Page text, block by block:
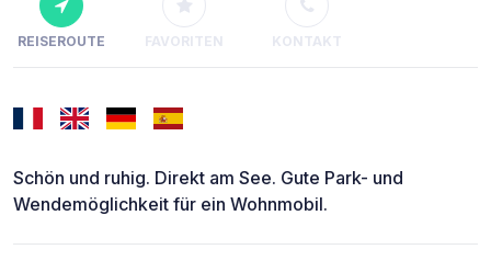
REISEROUTE FAVORITEN KONTAKT
Schön und ruhig. Direkt am See. Gute Park- und
Wendemöglichkeit für ein Wohnmobil.